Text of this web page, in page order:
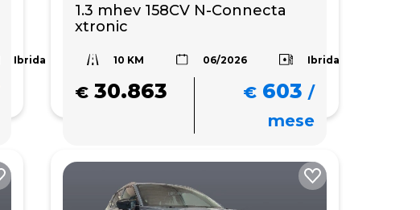
Ibrida
1.3 mhev 158CV N-Connecta
xtronic
10 KM 06/2026 Ibrida
€ 30.863 € 603 /
mese